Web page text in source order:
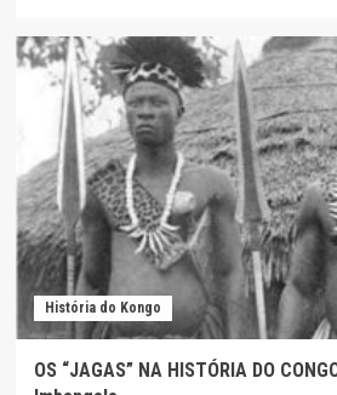
História do Kongo
OS “JAGAS” NA HISTÓRIA DO